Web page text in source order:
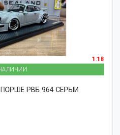
1:18
/ ПОРШЕ РВБ 964 СЕРЫЙ